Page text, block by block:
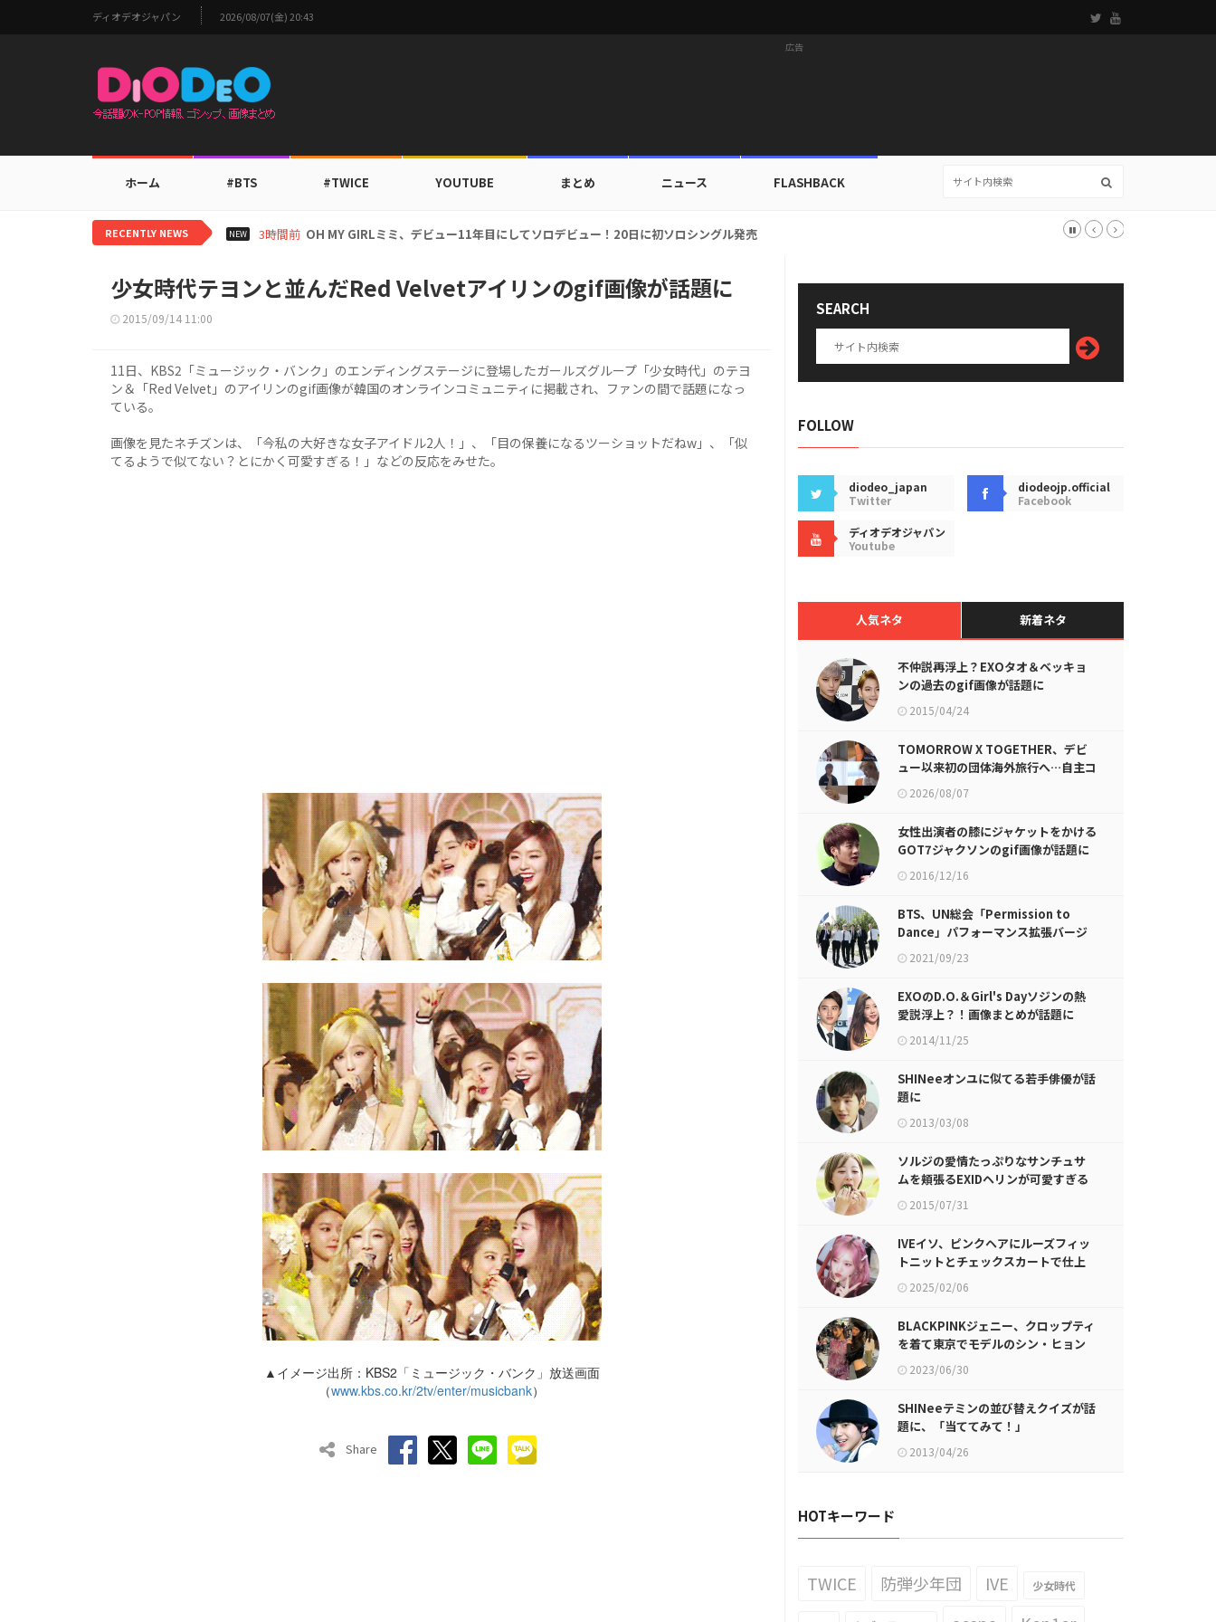
ディオデオジャパン 2026/08/07(金) 20:43
広告
ホーム #BTS #TWICE YOUTUBE まとめ ニュース FLASHBACK
RECENTLY NEWS NEW 5時間前 BTS V、ワールドカップ出入証を公開…証明写真でも完璧なビジュアル！
少女時代テヨンと並んだRed Velvetアイリンのgif画像が話題に
2015/09/14 11:00
11日、KBS2「ミュージック・バンク」のエンディングステージに登場したガールズグループ「少女時代」のテヨ
ン＆「Red Velvet」のアイリンのgif画像が韓国のオンラインコミュニティに掲載され、ファンの間で話題になっ
ている。
画像を見たネチズンは、「今私の大好きな女子アイドル2人！」、「目の保養になるツーショットだねw」、「似
てるようで似てない？とにかく可愛すぎる！」などの反応をみせた。
▲イメージ出所：KBS2「ミュージック・バンク」放送画面
（www.kbs.co.kr/2tv/enter/musicbank）
Share
SEARCH
FOLLOW
diodeo_japan
Twitter
diodeojp.official
Facebook
ディオデオジャパン
Youtube
人気ネタ 新着ネタ
不仲説再浮上？EXOタオ＆ベッキョ
ンの過去のgif画像が話題に
2015/04/24
TOMORROW X TOGETHER、デビ
ュー以来初の団体海外旅行へ…自主コ
ンテンツ公開！
2026/08/07
女性出演者の膝にジャケットをかける
GOT7ジャクソンのgif画像が話題に
2016/12/16
BTS、UN総会「Permission to
Dance」パフォーマンス拡張バージ
ョン公開
2021/09/23
EXOのD.O.＆Girl's Dayソジンの熱
愛説浮上？！画像まとめが話題に
2014/11/25
SHINeeオンユに似てる若手俳優が話
題に
2013/03/08
ソルジの愛情たっぷりなサンチュサ
ムを頬張るEXIDヘリンが可愛すぎる
件w2015/07/31
IVEイソ、ピンクヘアにルーズフィッ
トニットとチェックスカートで仕上
げたY2Kスタイル
2025/02/06
BLACKPINKジェニー、クロップティ
を着て東京でモデルのシン・ヒョン
ジとデート
2023/06/30
SHINeeテミンの並び替えクイズが話
題に、「当ててみて！」
2013/04/26
HOTキーワード
TWICE 防弾少年団 IVE 少女時代